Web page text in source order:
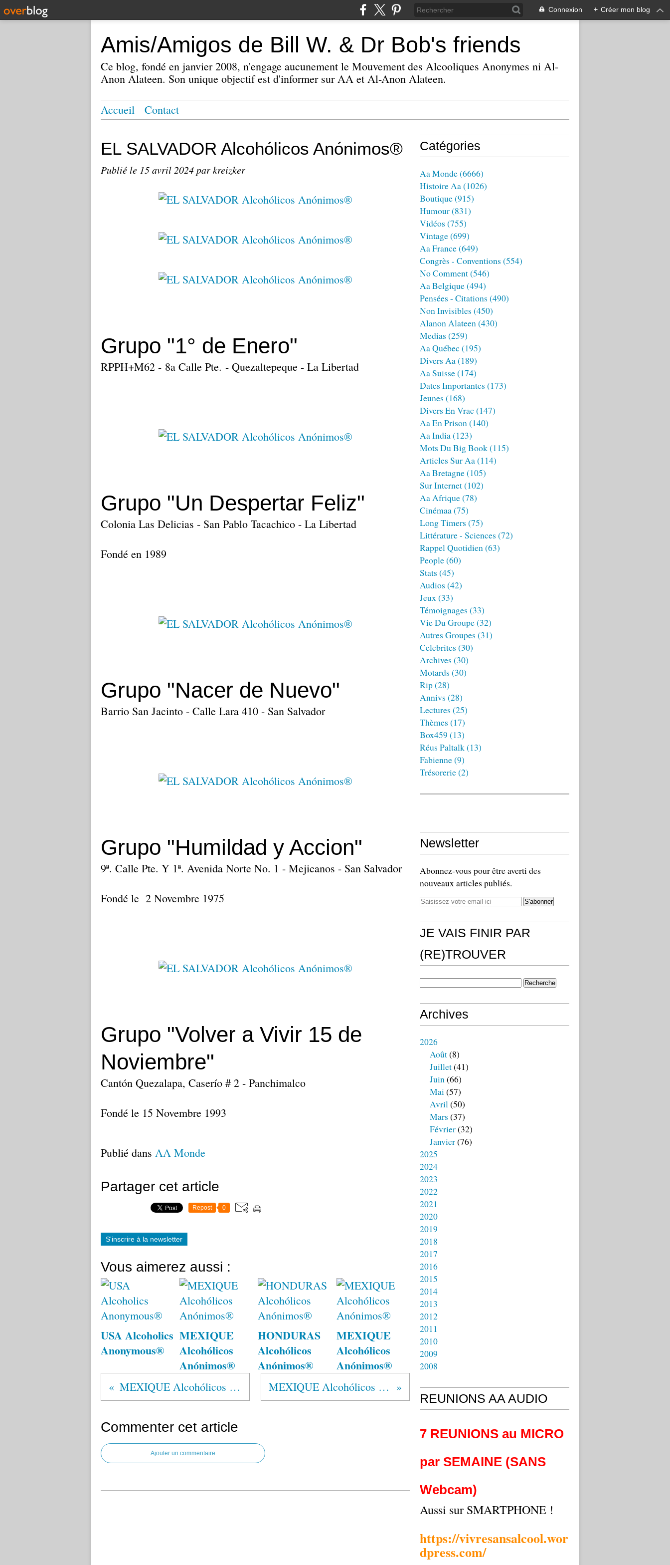
Connexion + Créer mon blog
Amis/Amigos de Bill W. & Dr Bob's friends
Ce blog, fondé en janvier 2008, n'engage aucunement le Mouvement des Alcooliques Anonymes ni Al-
Anon Alateen. Son unique objectif est d'informer sur AA et Al-Anon Alateen.
Accueil Contact
EL SALVADOR Alcohólicos Anónimos®
Publié le 15 avril 2024par kreizker
Grupo "1° de Enero"
RPPH+M62 - 8a Calle Pte. - Quezaltepeque - La Libertad
Grupo "Un Despertar Feliz"
Colonia Las Delicias - San Pablo Tacachico - La Libertad
Fondé en 1989
Grupo "Nacer de Nuevo"
Barrio San Jacinto - Calle Lara 410 - San Salvador
Grupo "Humildad y Accion"
9ª. Calle Pte. Y 1ª. Avenida Norte No. 1 - Mejicanos - San Salvador
Fondé le 2 Novembre 1975
Grupo "Volver a Vivir 15 de
Noviembre"
Cantón Quezalapa, Caserío # 2 - Panchimalco
Fondé le 15 Novembre 1993
Publié dans AA Monde
Partager cet article
Repost 0
S'inscrire à la newsletter
Vous aimerez aussi :
USA Alcoholics
Anonymous®
MEXIQUE
Alcohólicos
Anónimos®
HONDURAS
Alcohólicos
Anónimos®
MEXIQUE
Alcohólicos
Anónimos®
MEXIQUE Alcohólicos Anónimos® MEXIQUE Alcohólicos Anónimos®
Commenter cet article
Ajouter un commentaire
Catégories
Aa Monde(6666)
Histoire Aa(1026)
Boutique(915)
Humour(831)
Vidéos (755)
Vintage(699)
Aa France(649)
Congrès - Conventions (554)
No Comment(546)
Aa Belgique(494)
Pensées - Citations (490)
Non Invisibles (450)
Alanon Alateen(430)
Medias (259)
Aa Québec (195)
Divers Aa(189)
Aa Suisse(174)
Dates Importantes (173)
Jeunes (168)
Divers En Vrac (147)
Aa En Prison(140)
Aa India(123)
Mots Du Big Book(115)
Articles Sur Aa(114)
Aa Bretagne(105)
Sur Internet(102)
Aa Afrique(78)
Cinémaa(75)
Long Timers (75)
Littérature - Sciences (72)
Rappel Quotidien(63)
People(60)
Stats (45)
Audios (42)
Jeux(33)
Témoignages (33)
Vie Du Groupe(32)
Autres Groupes (31)
Celebrites (30)
Archives (30)
Motards (30)
Rip(28)
Annivs (28)
Lectures (25)
Thèmes (17)
Box459 (13)
Réus Paltalk(13)
Fabienne(9)
Trésorerie(2)
Newsletter
Abonnez-vous pour être averti des
nouveaux articles publiés.
JE VAIS FINIR PAR
(RE)TROUVER
Archives
2026
Août(8)
Juillet(41)
Juin(66)
Mai(57)
Avril(50)
Mars (37)
Février(32)
Janvier(76)
2025
2024
2023
2022
2021
2020
2019
2018
2017
2016
2015
2014
2013
2012
2011
2010
2009
2008
REUNIONS AA AUDIO
7 REUNIONS au MICRO
par SEMAINE (SANS
Webcam)
Aussi sur SMARTPHONE !
https://vivresansalcool.wor
dpress.com/